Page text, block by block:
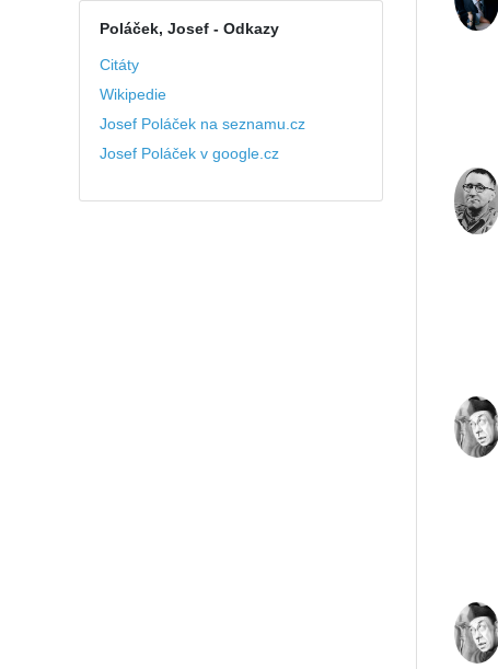
Poláček, Josef- Odkazy
Citáty
Wikipedie
Josef Poláček na seznamu.cz
Josef Poláček v google.cz